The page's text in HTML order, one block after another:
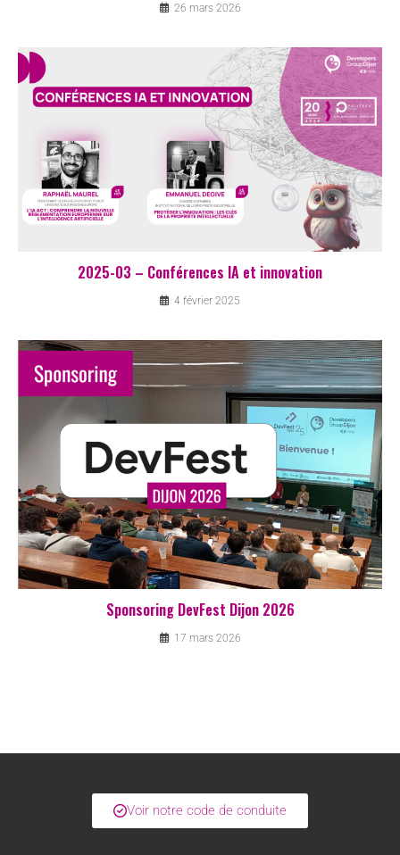
26 mars 2026
2025-03 – Conférences IA et innovation
4 février 2025
Sponsoring DevFest Dijon 2026
17 mars 2026
Voir notre code de conduite